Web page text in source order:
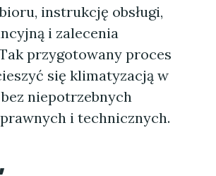
instrukcję obsługi,
i zalecenia
przygotowany proces
się klimatyzacją w
niepotrzebnych
i technicznych.